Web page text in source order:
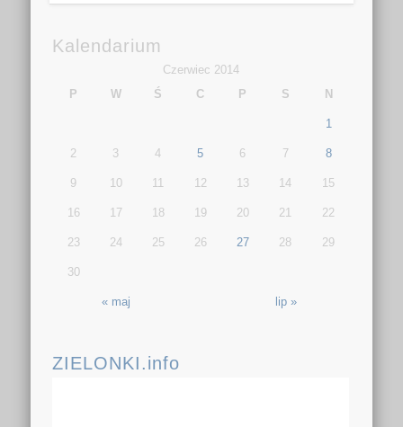
Kalendarium
Czerwiec 2014
P
W Ś C P S N
« maj lip »
1
2 3 4 5 6 7 8
9 10 11 12 13 14 15
16 17 18 19 20 21 22
23 24 25 26 27 28 29
30
ZIELONKI.info